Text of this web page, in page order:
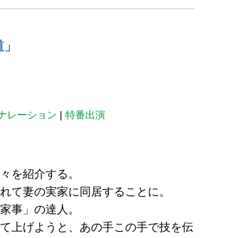
レーション | 特番出演
を紹介する。
て妻の実家に同居することに。
事」の達人。
上げようと、あの手この手で技を伝